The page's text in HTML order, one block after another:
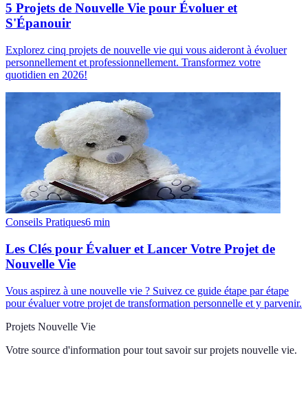
5 Projets de Nouvelle Vie pour Évoluer et
S'Épanouir
Explorez cinq projets de nouvelle vie qui vous aideront à évoluer
personnellement et professionnellement. Transformez votre
quotidien en 2026!
Conseils Pratiques6 min
Les Clés pour Évaluer et Lancer Votre Projet de
Nouvelle Vie
Vous aspirez à une nouvelle vie ? Suivez ce guide étape par étape
pour évaluer votre projet de transformation personnelle et y parvenir.
Projets Nouvelle Vie
Votre source d'information pour tout savoir sur projets nouvelle vie.